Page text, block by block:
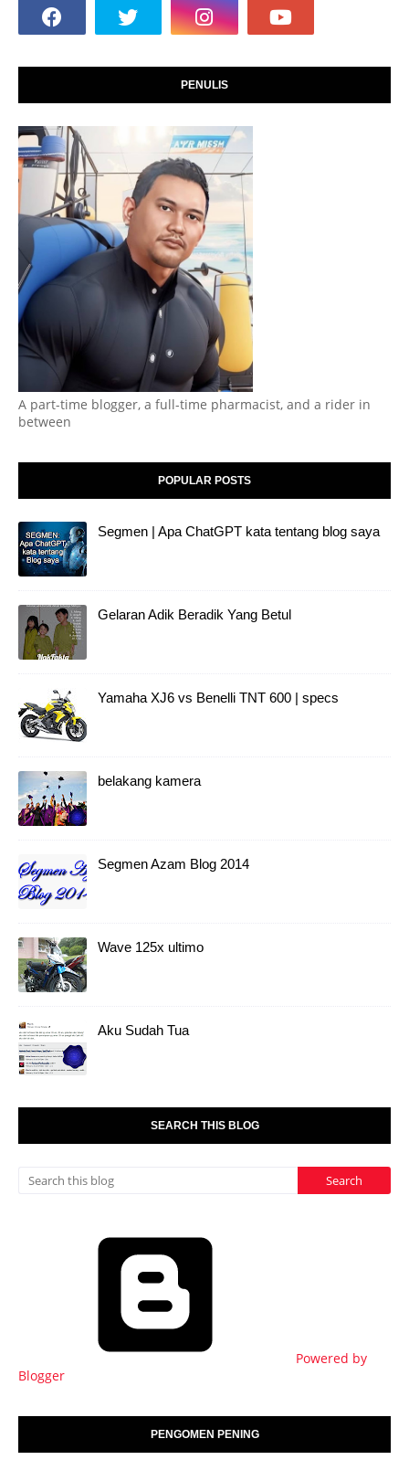
PENULIS
A part-time blogger, a full-time pharmacist, and a rider in
between
POPULAR POSTS
Segmen | Apa ChatGPT kata tentang blog saya
Gelaran Adik Beradik Yang Betul
Yamaha XJ6 vs Benelli TNT 600 | specs
belakang kamera
Segmen Azam Blog 2014
Wave 125x ultimo
Aku Sudah Tua
SEARCH THIS BLOG
Powered by
Blogger
PENGOMEN PENING